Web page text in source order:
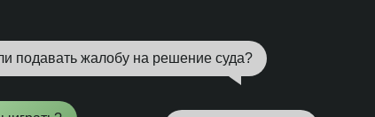
подавать жалобу на решение суда?